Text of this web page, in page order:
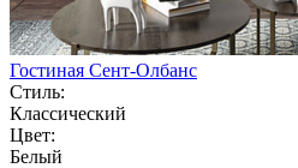
Гостиная Сент-Олбанс
Стиль:
Классический
Цвет:
Белый